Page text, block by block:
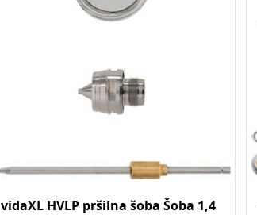
vidaXL HVLP pršilna šoba Šoba 1,4